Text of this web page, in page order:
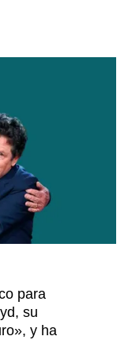
para
su
y ha